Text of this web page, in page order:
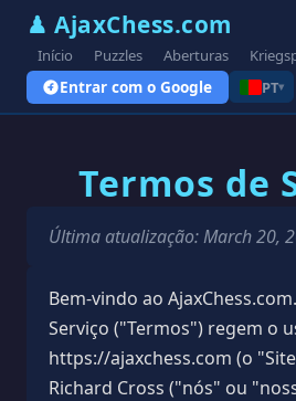
♟ AjaxChess.com
Início Puzzles Aberturas
Entrar com o Google PT▾
Termos de
Última atualização: March 20,
Bem-vindo ao
Serviço ("Termos") regem o
https://ajaxchess.com (o
Richard Cross ("nós" ou